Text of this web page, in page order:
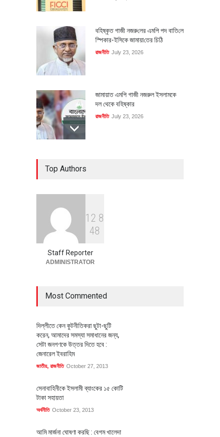
বহিষ্কৃত গাজী নজরু‌লের এম‌পি পদ বা‌তি‌লে
স্পিকার-ইসিকে জামায়া‌তের চি‌ঠি
রাজনীতি July 23, 2026
জামায়াত এমপি গাজী নজরুল ইসলামকে
দল থেকে বহিষ্কার
রাজনীতি July 23, 2026
বৈশ্বিক প্রতিযোগিতা সক্ষমতা বাড়াতে
পোশাক শিল্পে নতুন উদ্যোগ
Top Authors
1 2 8
48
Staff Reporter
ADMINISTRATOR
Most Commented
দিল্লীতে কেন কুটনীতিকরা ছুটা-ছুটি
করেন, আমাদের সমস্যা সমাধানের জন্য,
সেটা জনগণকে উত্তর দিতে হবে :
জেনারেল ইবরাহিম
জাতীয়, রাজনীতি October 27, 2013
সেনাবাহিনীকে ইসলামী ব্যাংকের ১৫ কোটি
টাকা সহায়তা
অর্থনীতি October 23, 2013
আমি মার্জনা ঘোষণা করছি : বেগম খালেদা